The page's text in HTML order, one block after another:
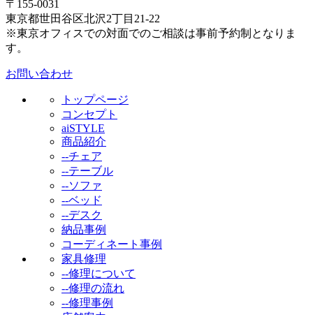
〒155-0031
東京都世田谷区北沢2丁目21-22
※東京オフィスでの対面でのご相談は事前予約制となりま
す。
お問い合わせ
トップページ
コンセプト
aiSTYLE
商品紹介
--チェア
--テーブル
--ソファ
--ベッド
--デスク
納品事例
コーディネート事例
家具修理
--修理について
--修理の流れ
--修理事例